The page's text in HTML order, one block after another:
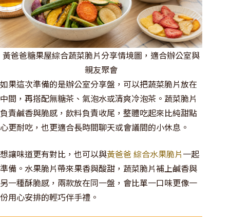
黃爸爸糖果屋綜合蔬菜脆片分享情境圖，適合辦公室與
親友聚會
如果這次準備的是辦公室分享盤，可以把蔬菜脆片放在
中間，再搭配無糖茶、氣泡水或清爽冷泡茶。蔬菜脆片
負責鹹香與脆感，飲料負責收尾，整體吃起來比純甜點
心更耐吃，也更適合長時間聊天或會議間的小休息。
想讓味道更有對比，也可以與黃爸爸 綜合水果脆片一起
準備。水果脆片帶來果香與酸甜，蔬菜脆片補上鹹香與
另一種酥脆感，兩款放在同一盤，會比單一口味更像一
份用心安排的輕巧伴手禮。